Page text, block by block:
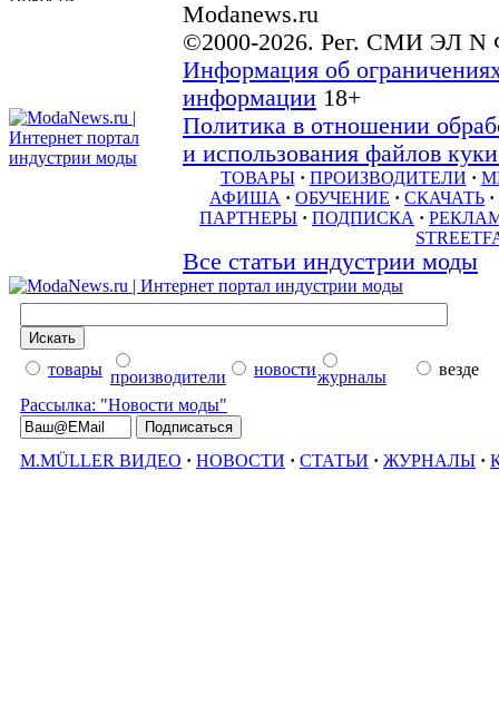
Modanews.ru
©2000-2026. Рег. СМИ ЭЛ N
Информация об
информации 18+
Политика в отношении
и использования файлов
ТОВАРЫ · ПРОИЗВОДИТЕЛИ ·
АФИША · ОБУЧЕНИЕ · СКАЧАТЬ ·
ПАРТНЕРЫ · ПОДПИСКА ·
Все статьи индустрии моды
товары производители новостижурналы
везде
Рассылка: "Новости моды"
M.MÜLLER ВИДЕО · НОВОСТИ · СТАТЬИ · ЖУРНАЛЫ ·